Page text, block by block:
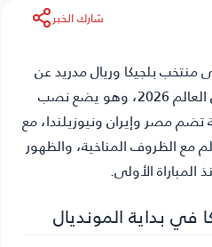
شارك الخبر
بلجيكا وريال مدريد عن
استعدادات بلاده لخوض كأس العالم 2026، وهو يضع نصب
مصر وإيران ونيوزيلندا، مع
مع الظروف المناخية، والظهور
الأولى.
في بداية المونديال